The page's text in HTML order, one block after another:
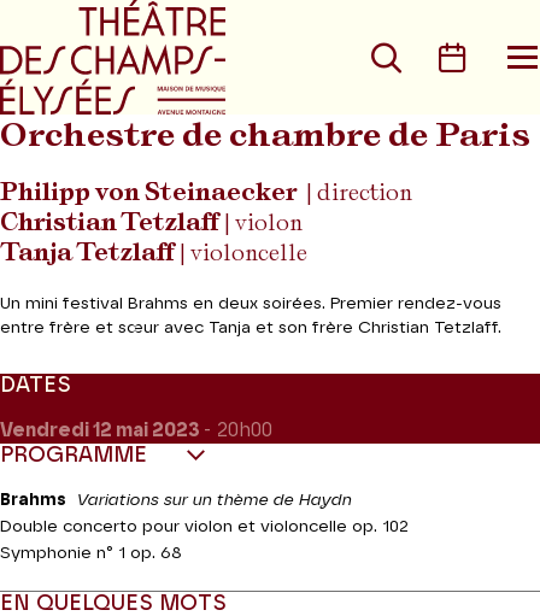
Aller au menu principal
Rechercher
Orchestre de chambre de Paris
Philipp von Steinaecker| direction
Christian Tetzlaff| violon
Tanja Tetzlaff| violoncelle
Un mini festival Brahms en deux soirées. Premier rendez-vous
entre frère et sœur avec Tanja et son frère Christian Tetzlaff.
DATES
Vendredi 12 mai 2023 - 20h00
PROGRAMME
Brahms
Variations sur un thème de Haydn
Double concerto pour violon et violoncelle op. 102
Symphonie n° 1 op. 68
EN QUELQUES MOTS